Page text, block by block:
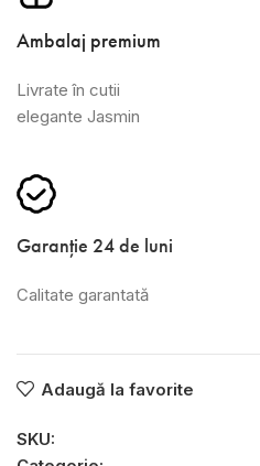
Ambalaj premium
Livrate în cutii
elegante Jasmin
Garanție 24 de luni
Calitate garantată
Adaugă la favorite
SKU: